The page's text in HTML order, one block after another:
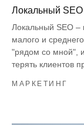
Локальный SEO
Локальный SEO –
малого и
"рядом со мной",
терять клиентов
МАРКЕТИНГ